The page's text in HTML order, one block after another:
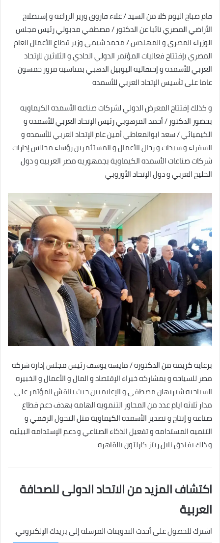
قام صباح اليوم كلا من السيد / علاء فاروق وزير الزراعة و إستصلاح
الأراضي المصري نائبا عن الدكتور / مصطفي مدبولي رئيس مجلس
الوزراء المصري و المهندس / محمد شيمي وزير قطاع الأعمال العام
المصري بإفتتاح فعاليات المؤتمر الدولي الحادي و الثلاثين للإتحاد
العربي للأسمده و إحتفاليه اليوبيل الذهبي بمناسبه مرور خمسون
عاما على تأسيس الإتحاد العربي للأسمده
و كذلك إفتتاح المعرض الدولي لشركات صناعه الأسمده الكيماويه
بحضور الدكتور / أحمد المرهوبي رئيس الإتحاد العربي للأسمده و
الكيميائي / سعد ابوالمعاطي أمين عام الإتحاد العربي للأسمده و
السفراء و سيدات و رجال الأعمال و المستثمرين رؤساء مجالس إدارات
شركات صناعات الأسمده الكيماوية بجمهوريه مصر العربيه و دول
الخليج العربي و دول الإتحاد الأوروبي
برعايه كريمه من الدكتوره / مايسه يوسف رئيس مجلس إدارة شركه
مصر للسياحه و بمشاركه خبراء الإقتصاد و المال و الأعمال و الخبيره
السياحيه شيريهان مصطفي و الإعلاميين حيث يناقش المؤتمر علي
مدار ثلاثه ايام عدد من المحاور التنمويه الهامه بهدف دعم قطاع
صناعه و إنتاج و تصدير الأسمده الكيماوية مثل التحول الرقمي و
التنميه المستدامه و تفعيل الذكاء الصناعي و دعم الإستدامه البيئيه
و ذلك بفندق نايل ريتز كارلتون بالقاهره
اكتشاف المزيد من الاتحاد الدولى للصحافة
العربية
اشترك للحصول على أحدث التدوينات المرسلة إلى بريدك الإلكتروني.